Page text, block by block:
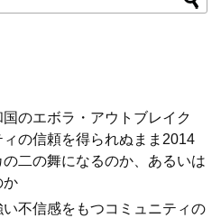
のエボラ・アウトブレイク
の信頼を得られぬまま2014
二の舞になるのか、あるいは
か
不信感をもつコミュニティの